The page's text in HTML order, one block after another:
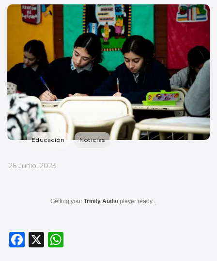
Educación Noticias
_
26 Junio, 2023
Getting your Trinity Audio player ready...
F
X